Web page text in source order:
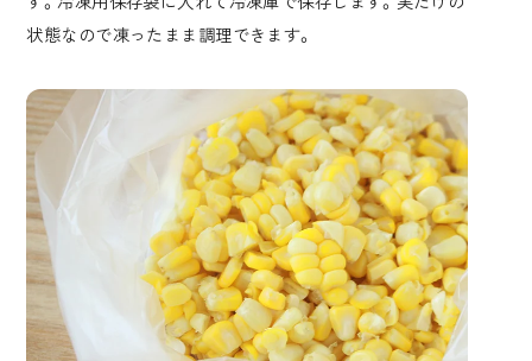
状態なので凍ったまま調理できます。